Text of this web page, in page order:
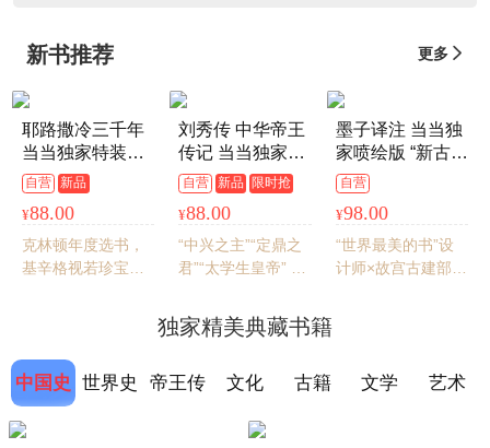
新书推荐 更多 
耶路撒冷三千年
当当独家特装版
布面精装+烫金工
艺+三面刷边+专
属建筑钤印+限定
编码+飞机盒珍珠
棉发货
自营 新品
¥88.00
克林顿年度选书，
基辛格视若珍宝，
了解世界格局如何
演变
刘秀传 中华帝王
传记 当当独家特
装版 中华书局出
版
自营 新品 限时抢
¥88.00
“中兴之主”“定鼎之
君”“太学生皇帝” 还
的传奇一生 秦汉史
研究名家黄留珠经
汉光武帝刘秀及其
墨子译注 当当独
家喷绘版 “新古
典” 布面精装（附
赠《武经总要》
书影明信片两
张、“水陆攻战
纹”黄铜书签、藏
自营
¥98.00
“世界最美的书”设
计师×故宫古建部正
作。
独家精美典藏书籍
中国史 世界史 帝王传 文化 古籍 文学 艺术